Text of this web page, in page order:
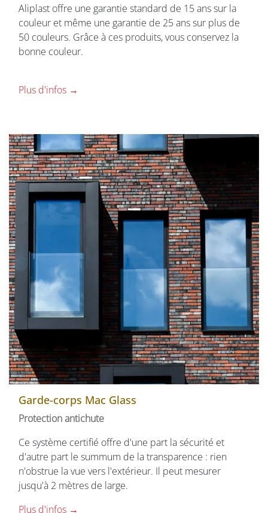
Aliplast offre une garantie standard de 15 ans sur la
couleur et même une garantie de 25 ans sur plus de
50 couleurs. Grâce à ces produits, vous conservez la
bonne couleur.
Plus d'infos →
Garde-corps Mac Glass
Protection antichute
Ce système certifié offre d'une part la sécurité et
d'autre part le summum de la transparence : rien
n'obstrue la vue vers l'extérieur. Il peut mesurer
jusqu'à 2 mètres de large.
Plus d'infos →